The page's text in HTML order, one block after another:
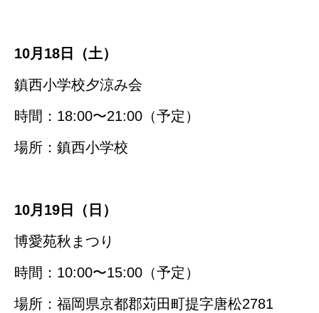
10月18日（土）
鎮西小学校夕涼み会
時間：18:00〜21:00（予定）
場所：鎮西小学校
10月19日（日）
博愛苑秋まつり
時間：10:00〜15:00（予定）
場所：福岡県京都郡苅田町提字唐松2781